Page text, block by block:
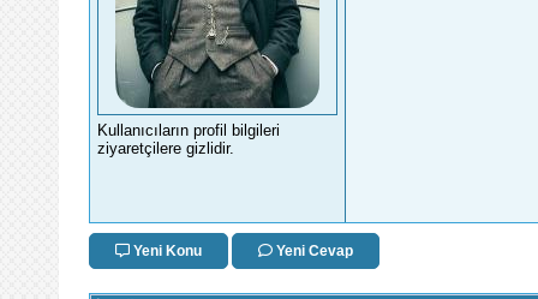
Kullanıcıların profil bilgileri
ziyaretçilere gizlidir.
Yeni Konu Yeni Cevap